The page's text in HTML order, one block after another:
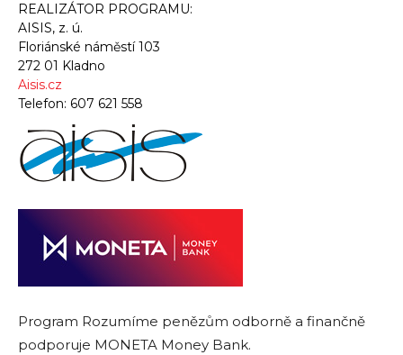
REALIZÁTOR PROGRAMU:
AISIS, z. ú.
Floriánské náměstí 103
272 01 Kladno
Aisis.cz
Telefon: 607 621 558
Program Rozumíme penězům odborně a finančně
podporuje MONETA Money Bank.